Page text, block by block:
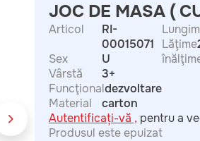
JOC DE MASA (
Articol
RI-
00015071
Sex
U
Vârstă
3+
Funcţionaldezvoltare
Material
carton
Lăţime
Autentificați-vă , pentru a
Produsul este epuizat